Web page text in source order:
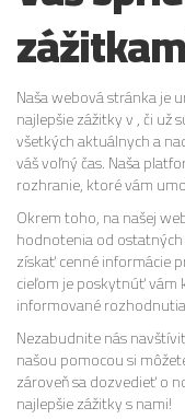
Naša webová stránka je
najlepšie zážitky v , či už
všetkých aktuálnych a
váš voľný čas. Naša
rozhranie, ktoré vám
Okrem toho, na našej
hodnotenia od
získať cenné informácie
cieľom je poskytnúť
informované
Nezabudnite nás
našou pomocou si
zároveň sa dozvedieť o
najlepšie zážitky s nami!